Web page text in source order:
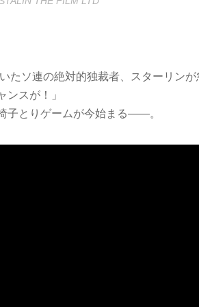
たソ連の絶対的独裁者、スターリンが
ンスが！」
子とりゲームが今始まる――。